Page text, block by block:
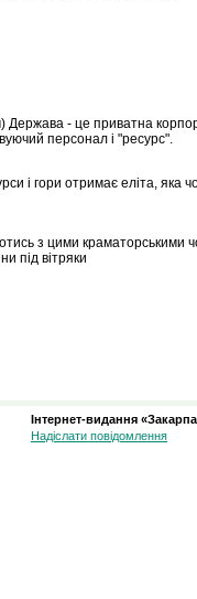
Держава - це приватна
персонал і "ресурс".
і гори отримає еліта, яка
з цими краматорськими
під вітряки
Інтернет-видання
Надіслати повідомлення